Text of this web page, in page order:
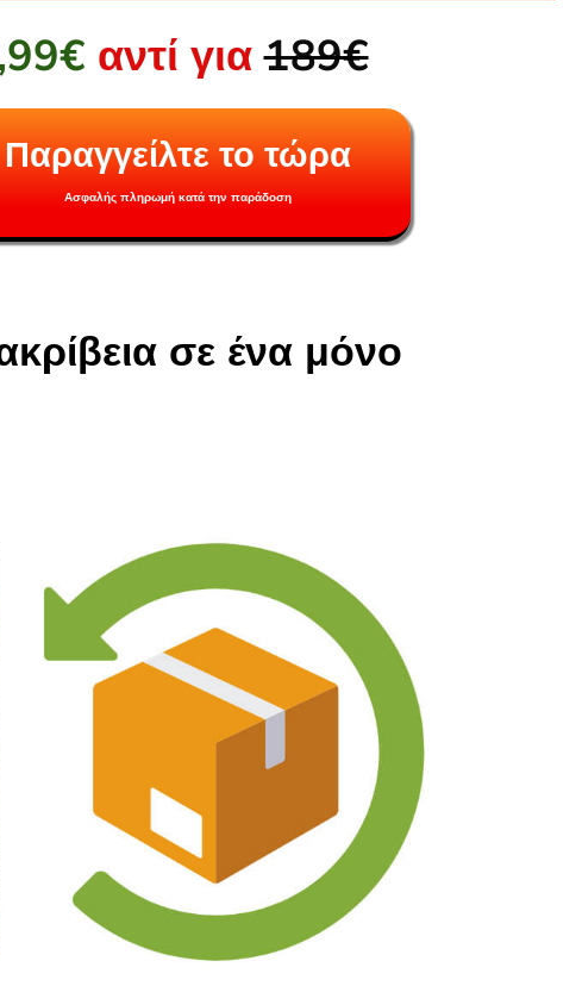
αντί για189€
Παραγγείλτε το τώρα
Ασφαλής πληρωμή κατά την παράδοση
σε ένα μόνο